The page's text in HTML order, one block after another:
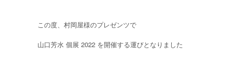
この度、村岡屋様のプレゼンツで
山口芳水 個展 2022 を開催する運びとなりました